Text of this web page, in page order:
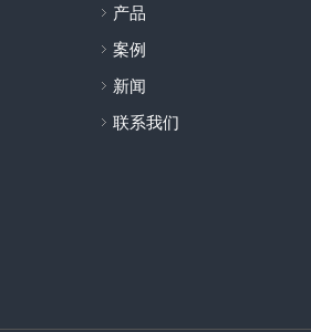
产品
案例
新闻
联系我们